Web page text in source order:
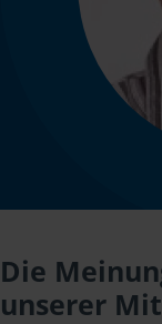
Die
unserer